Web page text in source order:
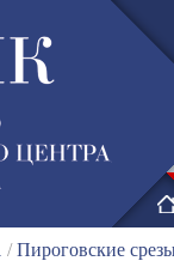
/Пироговские